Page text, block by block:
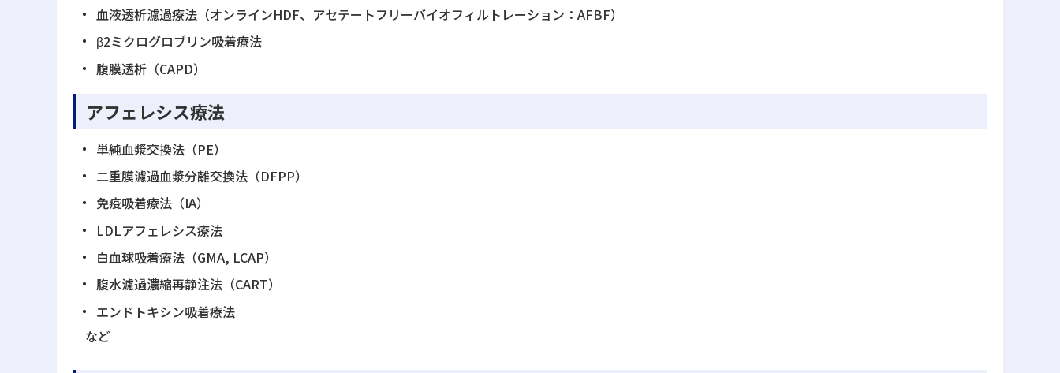
血液透析濾過療法（オンラインHDF、アセテートフリーバイオフィルトレーション：AFBF）
β2ミクログロブリン吸着療法
腹膜透析（CAPD）
アフェレシス療法
単純血漿交換法（PE）
二重膜濾過血漿分離交換法（DFPP）
免疫吸着療法（IA）
LDLアフェレシス療法
白血球吸着療法（GMA, LCAP）
腹水濾過濃縮再静注法（CART）
エンドトキシン吸着療法
など